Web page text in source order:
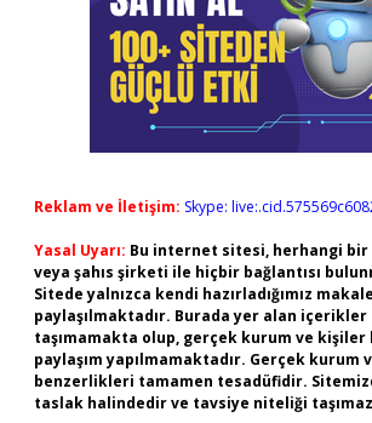
Reklam ve İletişim: Skype:
Yasal Uyarı: Bu internet sitesi, herhangi bir
veya şahıs şirketi ile hiçbir bağlantısı
Sitede yalnızca kendi hazırladığımız
paylaşılmaktadır. Burada yer alan
taşımamakta olup, gerçek kurum ve kişiler
paylaşım yapılmamaktadır. Gerçek kurum
benzerlikleri tamamen tesadüfidir.
taslak halindedir ve tavsiye niteliği